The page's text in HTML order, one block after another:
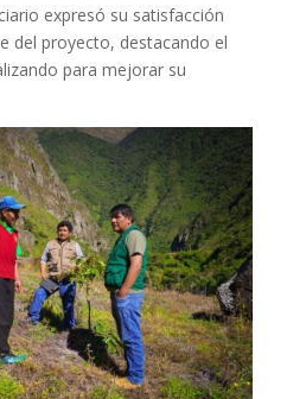
expresó su satisfacción
del proyecto, destacando el
para mejorar su